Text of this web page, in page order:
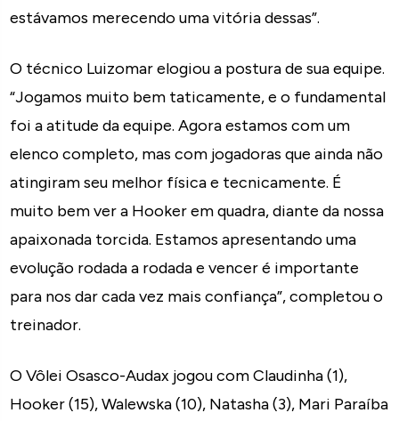
estávamos merecendo uma vitória dessas”.
O técnico Luizomar elogiou a postura de sua equipe.
“Jogamos muito bem taticamente, e o fundamental
foi a atitude da equipe. Agora estamos com um
elenco completo, mas com jogadoras que ainda não
atingiram seu melhor física e tecnicamente. É
muito bem ver a Hooker em quadra, diante da nossa
apaixonada torcida. Estamos apresentando uma
evolução rodada a rodada e vencer é importante
para nos dar cada vez mais confiança”, completou o
treinador.
O Vôlei Osasco-Audax jogou com Claudinha (1),
Hooker (15), Walewska (10), Natasha (3), Mari Paraíba